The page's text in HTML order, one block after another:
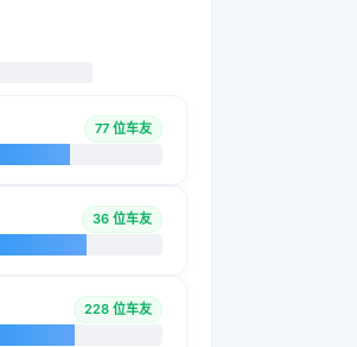
77 位车友
36 位车友
228 位车友